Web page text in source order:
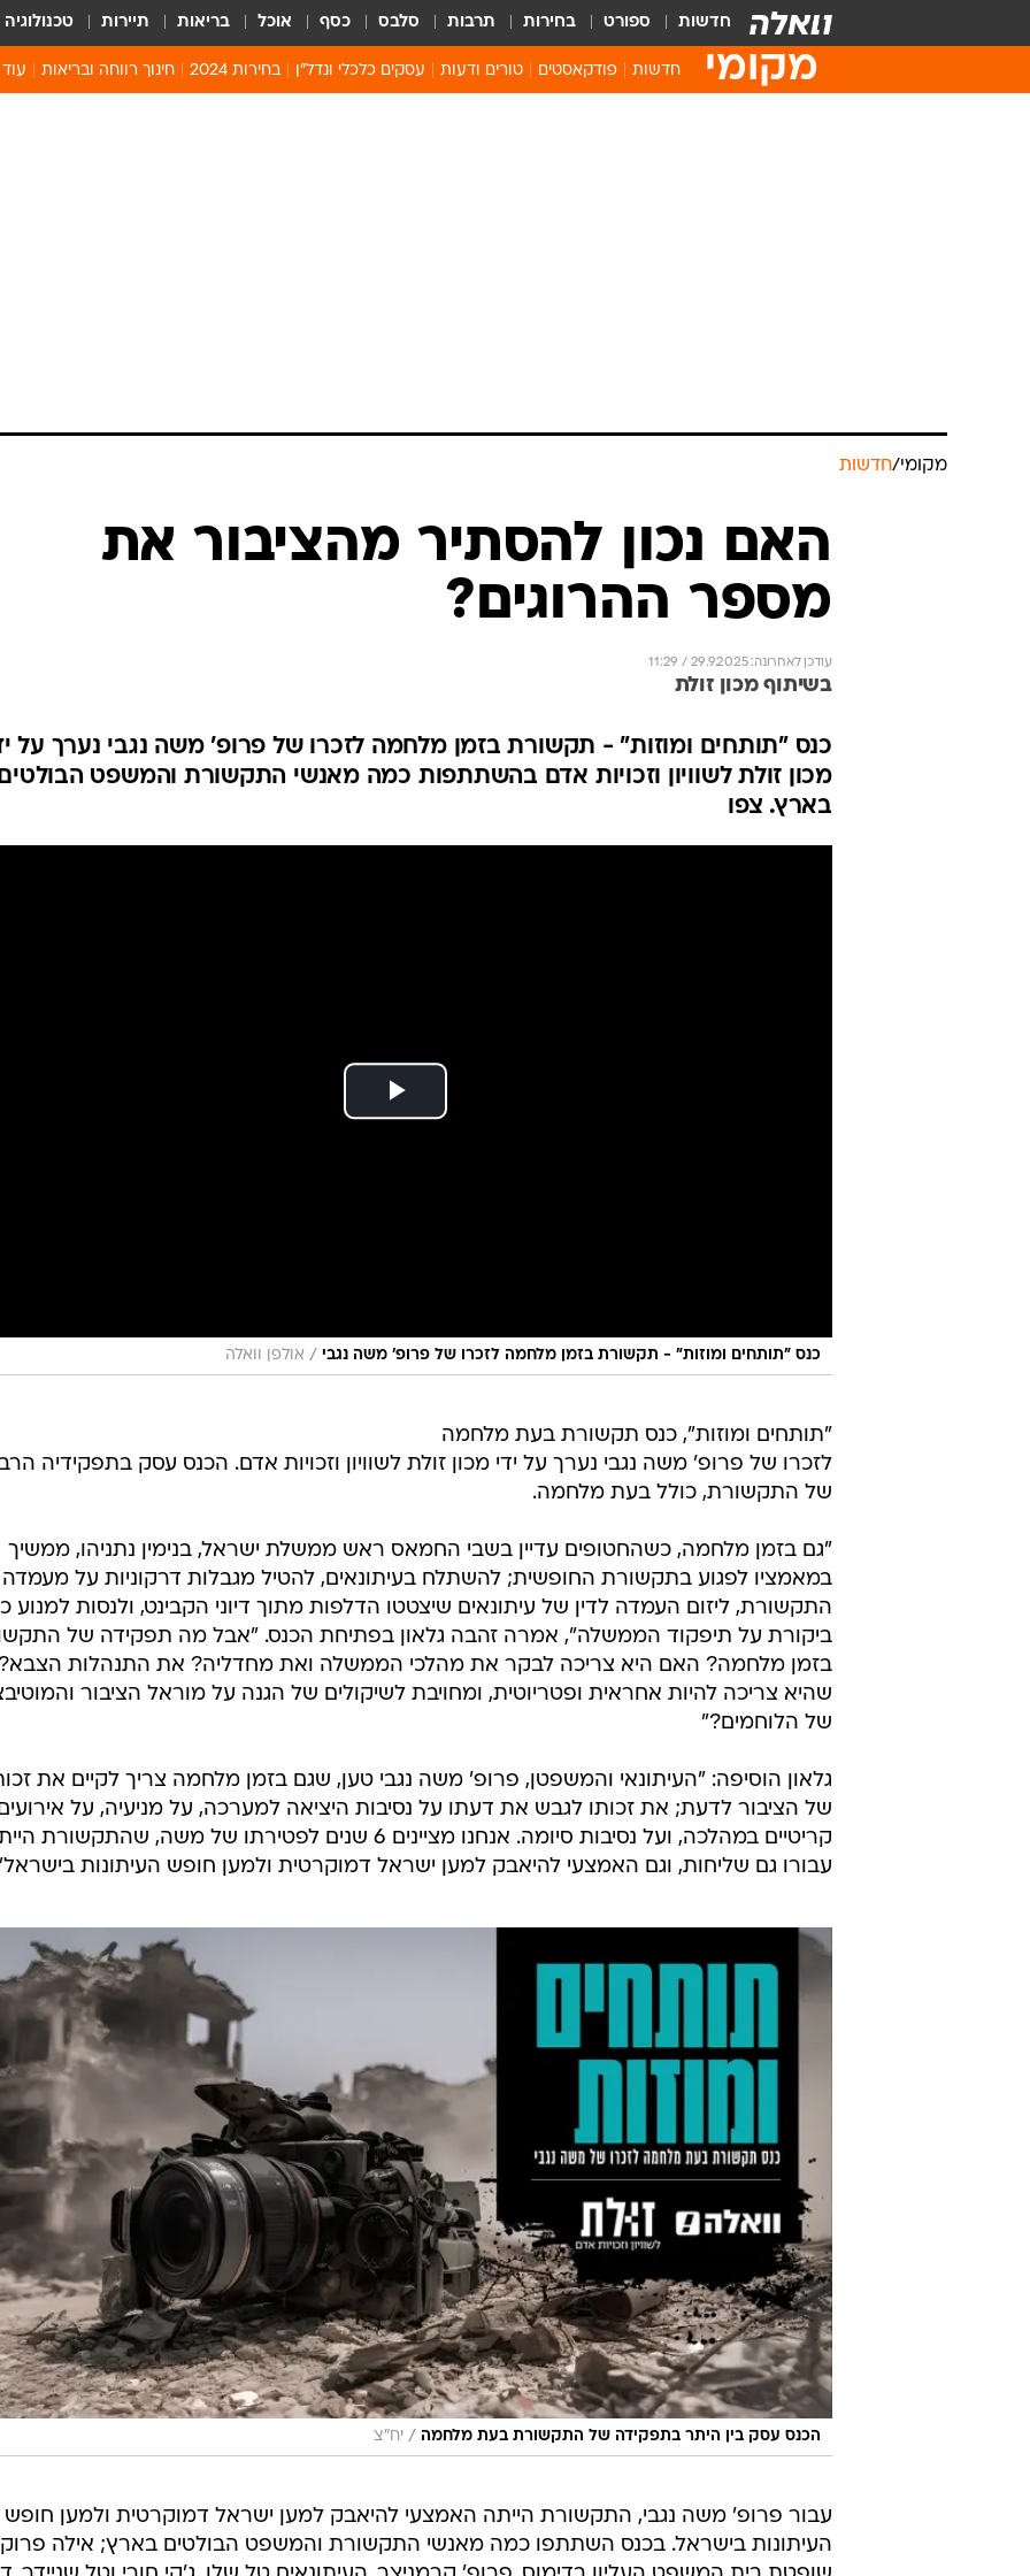
חדשות ספורט בחירות תרבות סלבס כסף אוכל בריאות תיירות טכנולוגיה
מקומי חדשות פודקאסטים טורים ודעות עסקים כלכלי ונדל"ן בחירות 2024 חינוך רווחה ובריאות
מקומי/חדשות
האם נכון להסתיר מהציבור את
מספר ההרוגים?
עודכן לאחרונה: 29.9.2025 / 11:29
בשיתוף מכון זולת
כנס "תותחים ומוזות" - תקשורת בזמן מלחמה לזכרו של פרופ' משה נגבי נערך על
מכון זולת לשוויון וזכויות אדם בהשתתפות כמה מאנשי התקשורת והמשפט
בארץ. צפו
כנס "תותחים ומוזות" - תקשורת בזמן מלחמה לזכרו של פרופ' משה נגבי / אולפן וואלה
"תותחים ומוזות", כנס תקשורת בעת מלחמה
לזכרו של פרופ' משה נגבי נערך על ידי מכון זולת לשוויון וזכויות אדם. הכנס עסק בתפקידיה
של התקשורת, כולל בעת מלחמה.
"גם בזמן מלחמה, כשהחטופים עדיין בשבי החמאס ראש ממשלת ישראל, בנימין נתניהו, ממשיך
במאמציו לפגוע בתקשורת החופשית; להשתלח בעיתונאים, להטיל מגבלות דרקוניות על
התקשורת, ליזום העמדה לדין של עיתונאים שיצטטו הדלפות מתוך דיוני הקבינט, ולנסות למנוע
ביקורת על תיפקוד הממשלה", אמרה זהבה גלאון בפתיחת הכנס. "אבל מה תפקידה של
בזמן מלחמה? האם היא צריכה לבקר את מהלכי הממשלה ואת מחדליה? את התנהלות
שהיא צריכה להיות אחראית ופטריוטית, ומחויבת לשיקולים של הגנה על מוראל הציבור
של הלוחמים?"
גלאון הוסיפה: "העיתונאי והמשפטן, פרופ' משה נגבי טען, שגם בזמן מלחמה צריך לקיים את
של הציבור לדעת; את זכותו לגבש את דעתו על נסיבות היציאה למערכה, על מניעיה, על
קריטיים במהלכה, ועל נסיבות סיומה. אנחנו מציינים 6 שנים לפטירתו של משה, שהתקשורת
עבורו גם שליחות, וגם האמצעי להיאבק למען ישראל דמוקרטית ולמען חופש העיתונות
הכנס עסק בין היתר בתפקידה של התקשורת בעת מלחמה / יח"צ
עבור פרופ' משה נגבי, התקשורת הייתה האמצעי להיאבק למען ישראל דמוקרטית ולמען חופש
העיתונות בישראל. בכנס השתתפו כמה מאנשי התקשורת והמשפט הבולטים בארץ; אילה